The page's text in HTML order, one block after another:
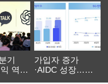
기
역대
가입자 증가
·AIDC 성장…